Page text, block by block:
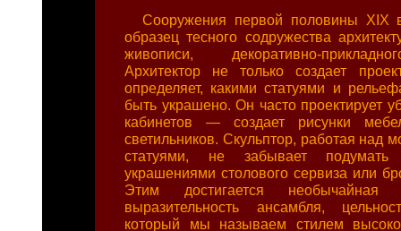
Сооружения первой половины XIX
образец тесного содружества
живописи, декоративно-
Архитектор не только создает
определяет, какими статуями и
быть украшено. Он часто проектирует
кабинетов — создает рисунки
светильников. Скульптор, работая над
статуями, не забывает
украшениями столового сервиза или
Этим достигается необычайная
выразительность ансамбля,
который мы называем стилем